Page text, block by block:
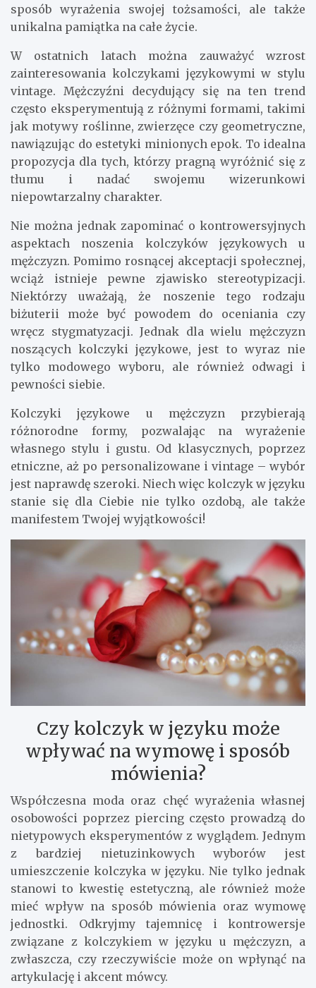
sposób wyrażenia swojej tożsamości, ale także
unikalna pamiątka na całe życie.
W ostatnich latach można zauważyć wzrost
zainteresowania kolczykami językowymi w stylu
vintage. Mężczyźni decydujący się na ten trend
często eksperymentują z różnymi formami, takimi
jak motywy roślinne, zwierzęce czy geometryczne,
nawiązując do estetyki minionych epok. To idealna
propozycja dla tych, którzy pragną wyróżnić się z
tłumu i nadać swojemu wizerunkowi
niepowtarzalny charakter.
Nie można jednak zapominać o kontrowersyjnych
aspektach noszenia kolczyków językowych u
mężczyzn. Pomimo rosnącej akceptacji społecznej,
wciąż istnieje pewne zjawisko stereotypizacji.
Niektórzy uważają, że noszenie tego rodzaju
biżuterii może być powodem do oceniania czy
wręcz stygmatyzacji. Jednak dla wielu mężczyzn
noszących kolczyki językowe, jest to wyraz nie
tylko modowego wyboru, ale również odwagi i
pewności siebie.
Kolczyki językowe u mężczyzn przybierają
różnorodne formy, pozwalając na wyrażenie
własnego stylu i gustu. Od klasycznych, poprzez
etniczne, aż po personalizowane i vintage – wybór
jest naprawdę szeroki. Niech więc kolczyk w języku
stanie się dla Ciebie nie tylko ozdobą, ale także
manifestem Twojej wyjątkowości!
Czy kolczyk w języku może
wpływać na wymowę i sposób
mówienia?
Współczesna moda oraz chęć wyrażenia własnej
osobowości poprzez piercing często prowadzą do
nietypowych eksperymentów z wyglądem. Jednym
z bardziej nietuzinkowych wyborów jest
umieszczenie kolczyka w języku. Nie tylko jednak
stanowi to kwestię estetyczną, ale również może
mieć wpływ na sposób mówienia oraz wymowę
jednostki. Odkryjmy tajemnicę i kontrowersje
związane z kolczykiem w języku u mężczyzn, a
zwłaszcza, czy rzeczywiście może on wpłynąć na
artykulację i akcent mówcy.